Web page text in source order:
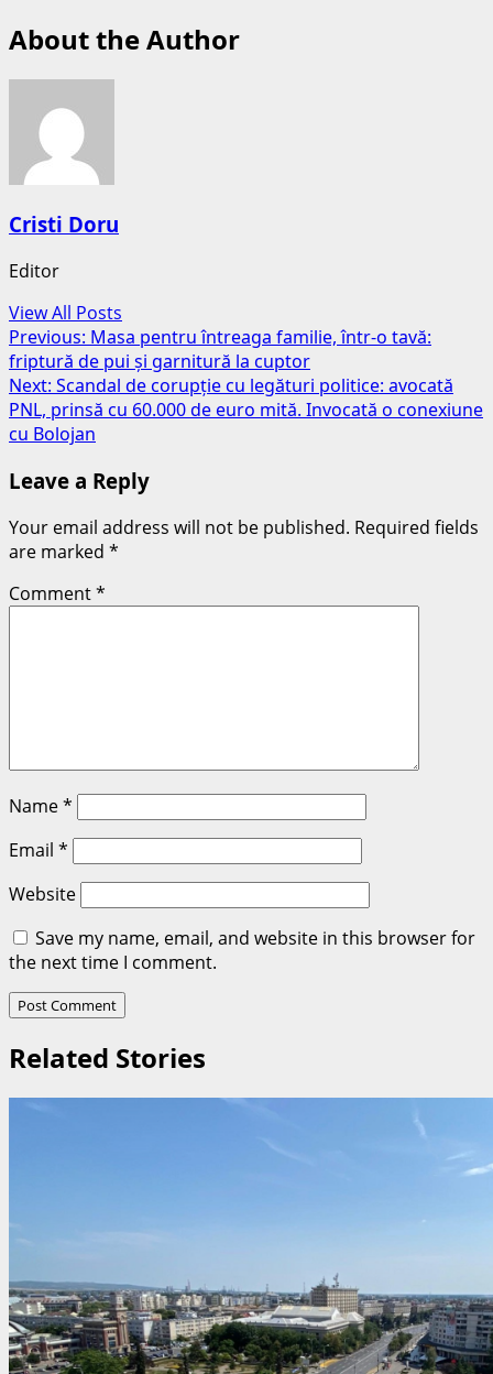
About the Author
Cristi Doru
Editor
View All Posts
Post
navigation
Previous: Masa pentru întreaga familie, într-o tavă:
friptură de pui și garnitură la cuptor
Next: Scandal de corupție cu legături politice: avocată
PNL, prinsă cu 60.000 de euro mită. Invocată o conexiune
cu Bolojan
Leave a Reply
Your email address will not be published. Required fields
are marked *
Comment*
Name*
Email *
Website
Save my name, email, and website in this browser for
the next time I comment.
Related Stories